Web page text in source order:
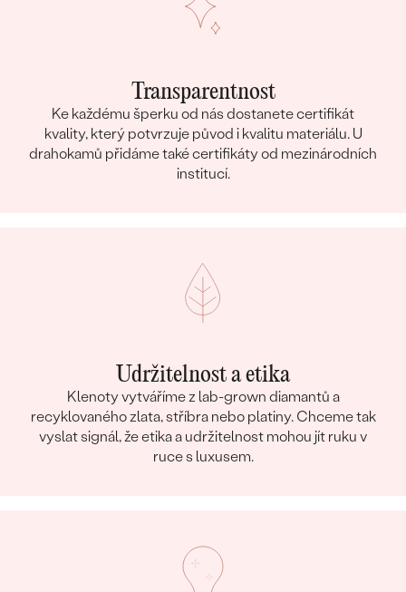
Transparentnost
Ke každému šperku od nás dostanete certifikát
kvality, který potvrzuje původ i kvalitu materiálu. U
drahokamů přidáme také certifikáty od mezinárodních
institucí.
Udržitelnost a etika
Klenoty vytváříme z lab-grown diamantů a
recyklovaného zlata, stříbra nebo platiny. Chceme tak
vyslat signál, že etika a udržitelnost mohou jít ruku v
ruce s luxusem.